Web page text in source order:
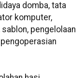
domba, tata
komputer,
pengelolaan